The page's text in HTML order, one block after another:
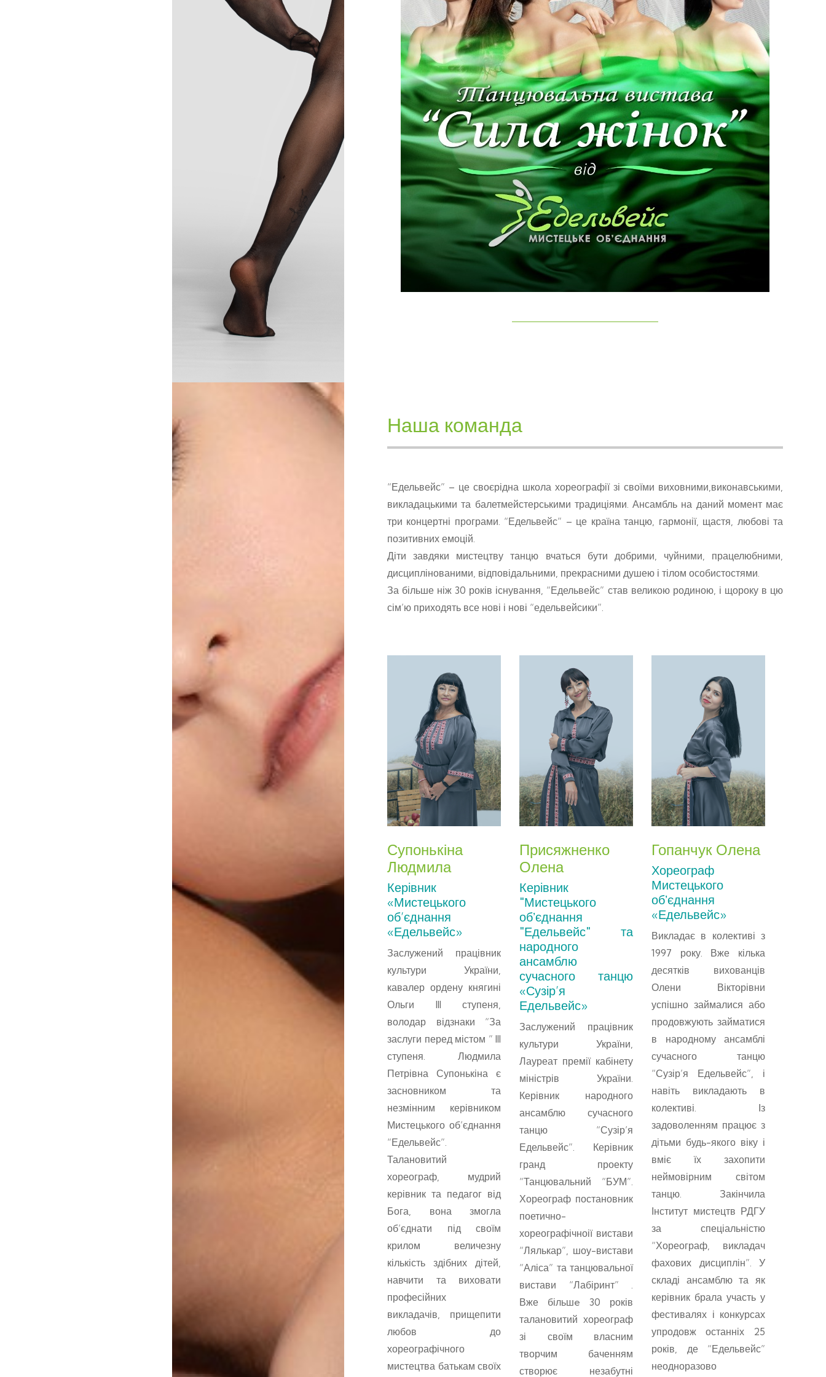
Наша команда
“Едельвейс” – це своєрідна школа хореографії зі своїми виховними,виконавськими,
викладацькими та балетмейстерськими традиціями. Ансамбль на даний момент має
три концертні програми. “Едельвейс” – це країна танцю, гармонії, щастя, любові та
позитивних емоцій.
Діти завдяки мистецтву танцю вчаться бути добрими, чуйними, працелюбними,
дисциплінованими, відповідальними, прекрасними душею і тілом особистостями.
За більше ніж 30 років існування, “Едельвейс” став великою родиною, і щороку в цю
сім’ю приходять все нові і нові “едельвейсики”.
Супонькіна
Людмила
Керівник
«Мистецького
об’єднання
«Едельвейс»
Заслужений працівник
культури України,
кавалер ордену княгині
Ольги III ступеня,
володар відзнаки “За
заслуги перед містом ” III
ступеня. Людмила
Петрівна Супонькіна є
засновником та
незмінним керівником
Мистецького об’єднання
“Едельвейс”.
Талановитий
хореограф, мудрий
керівник та педагог від
Бога, вона змогла
об’єднати під своїм
крилом величезну
кількість здібних дітей,
навчити та виховати
професійних
викладачів, прищепити
любов до
хореографічного
мистецтва батькам своїх
Присяжненко
Олена
Керівник
"Мистецького
обʼєднання
"Едельвейс" та
народного
ансамблю
сучасного танцю
«Сузір’я
Едельвейс»
Заслужений працівник
культури України,
Лауреат премії кабінету
міністрів України.
Керівник народного
ансамблю сучасного
танцю “Сузір’я
Едельвейс”. Керівник
гранд проекту
“Танцювальний “БУМ”.
Хореограф постановник
поетично-
хореографічноії вистави
“Лялькар”, шоу-вистави
“Аліса” та танцювальної
вистави “Лабіринт” .
Вже більшe 30 років
талановитий хореограф
зі своїм власним
творчим баченням
створює незабутні
Гопанчук Олена
Хореограф
Мистецького
обʼєднання
«Едельвейс»
Викладає в колективі з
1997 року. Вже кілька
десятків вихованців
Олени Вікторівни
успішно займалися або
продовжують займатися
в народному ансамблі
сучасного танцю
“Сузір’я Едельвейс”, і
навіть викладають в
колективі. Із
задоволенням працює з
дітьми будь-якого віку і
вміє їх захопити
неймовірним світом
танцю. Закінчила
Інститут мистецтв РДГУ
за спеціальністю
“Хореограф, викладач
фахових дисциплін”. У
складі ансамблю та як
керівник брала участь у
фестивалях і конкурсах
упродовж останніх 25
років, де “Едельвейс”
неодноразово